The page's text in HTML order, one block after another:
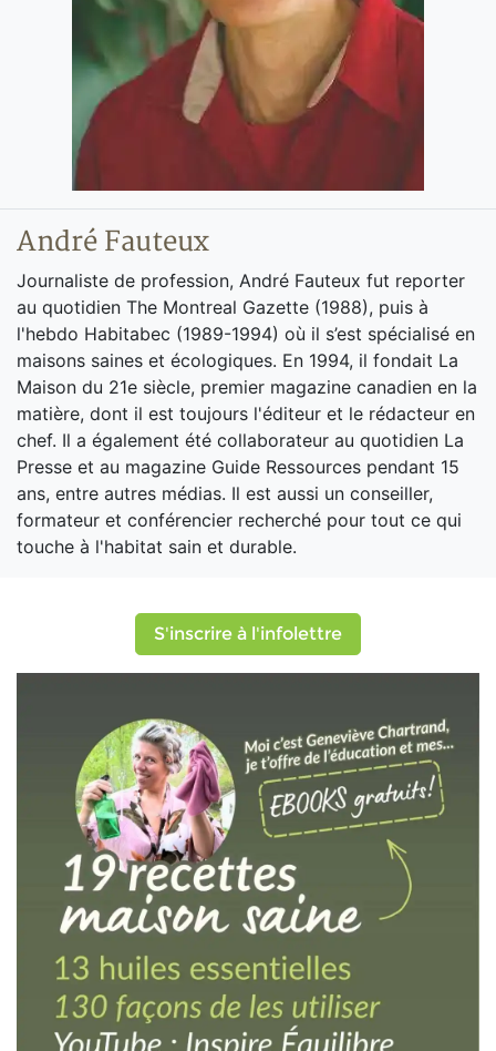
André Fauteux
Journaliste de profession, André Fauteux fut reporter
au quotidien The Montreal Gazette (1988), puis à
l'hebdo Habitabec (1989-1994) où il s’est spécialisé en
maisons saines et écologiques. En 1994, il fondait La
Maison du 21e siècle, premier magazine canadien en la
matière, dont il est toujours l'éditeur et le rédacteur en
chef. Il a également été collaborateur au quotidien La
Presse et au magazine Guide Ressources pendant 15
ans, entre autres médias. Il est aussi un conseiller,
formateur et conférencier recherché pour tout ce qui
touche à l'habitat sain et durable.
S'inscrire à l'infolettre